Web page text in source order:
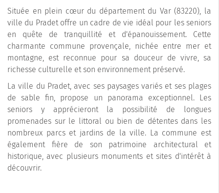
Située en plein cœur du département du Var (83220), la
ville du Pradet offre un cadre de vie idéal pour les seniors
en quête de tranquillité et d'épanouissement. Cette
charmante commune provençale, nichée entre mer et
montagne, est reconnue pour sa douceur de vivre, sa
richesse culturelle et son environnement préservé.
La ville du Pradet, avec ses paysages variés et ses plages
de sable fin, propose un panorama exceptionnel. Les
seniors y apprécieront la possibilité de longues
promenades sur le littoral ou bien de détentes dans les
nombreux parcs et jardins de la ville. La commune est
également fière de son patrimoine architectural et
historique, avec plusieurs monuments et sites d'intérêt à
découvrir.